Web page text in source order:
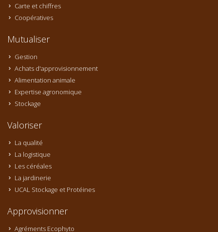
Carte et chiffres
Coopératives
Mutualiser
Gestion
Achats d'approvisionnement
Alimentation animale
Expertise agronomique
Stockage
Valoriser
La qualité
La logistique
Les céréales
La jardinerie
UCAL Stockage et Protéines
Approvisionner
Agréments Ecophyto